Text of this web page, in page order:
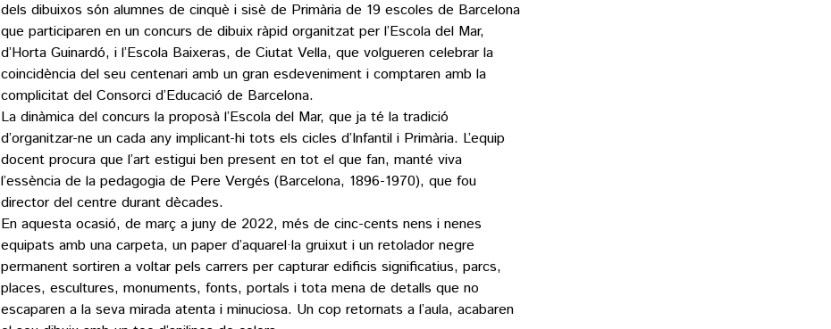
dels dibuixos són alumnes de cinquè i sisè de Primària de 19 escoles de Barcelona
que participaren en un concurs de dibuix ràpid organitzat per l’Escola del Mar,
d’Horta Guinardó, i l’Escola Baixeras, de Ciutat Vella, que volgueren celebrar la
coincidència del seu centenari amb un gran esdeveniment i comptaren amb la
complicitat del Consorci d’Educació de Barcelona.
La dinàmica del concurs la proposà l’Escola del Mar, que ja té la tradició
d’organitzar-ne un cada any implicant-hi tots els cicles d’Infantil i Primària. L’equip
docent procura que l’art estigui ben present en tot el que fan, manté viva
l’essència de la pedagogia de Pere Vergés (Barcelona, 1896-1970), que fou
director del centre durant dècades.
En aquesta ocasió, de març a juny de 2022, més de cinc-cents nens i nenes
equipats amb una carpeta, un paper d’aquarel·la gruixut i un retolador negre
permanent sortiren a voltar pels carrers per capturar edificis significatius, parcs,
places, escultures, monuments, fonts, portals i tota mena de detalls que no
escaparen a la seva mirada atenta i minuciosa. Un cop retornats a l’aula, acabaren